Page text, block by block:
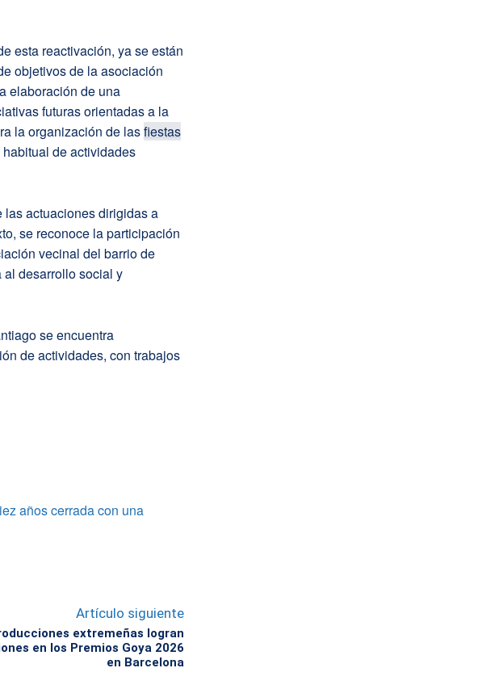
esta reactivación, ya se están
objetivos de la asociación
elaboración de una
futuras orientadas a la
la organización de lasfiestas
de actividades
las actuaciones dirigidas a
se reconoce la participación
vecinal del barrio de
desarrollo social y
se encuentra
de actividades, con trabajos
años cerrada con una
Artículo siguiente
extremeñas logran
en los Premios Goya 2026
en Barcelona